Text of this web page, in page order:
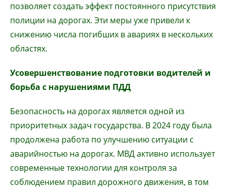
позволяет создать эффект постоянного присутствия
полиции на дорогах. Эти меры уже привели к
снижению числа погибших в авариях в нескольких
областях.
Усовершенствование подготовки водителей и
борьба с нарушениями ПДД
Безопасность на дорогах является одной из
приоритетных задач государства. В 2024 году была
продолжена работа по улучшению ситуации с
аварийностью на дорогах. МВД активно использует
современные технологии для контроля за
соблюдением правил дорожного движения, в том